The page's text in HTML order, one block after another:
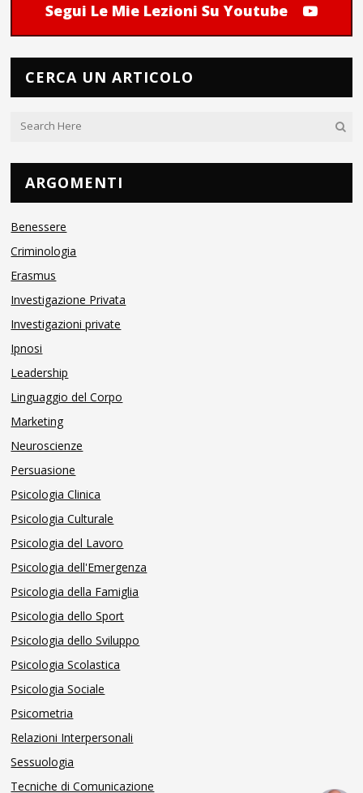
Segui Le Mie Lezioni Su Youtube
CERCA UN ARTICOLO
ARGOMENTI
Benessere
Criminologia
Erasmus
Investigazione Privata
Investigazioni private
Ipnosi
Leadership
Linguaggio del Corpo
Marketing
Neuroscienze
Persuasione
Psicologia Clinica
Psicologia Culturale
Psicologia del Lavoro
Psicologia dell'Emergenza
Psicologia della Famiglia
Psicologia dello Sport
Psicologia dello Sviluppo
Psicologia Scolastica
Psicologia Sociale
Psicometria
Relazioni Interpersonali
Sessuologia
Tecniche di Comunicazione